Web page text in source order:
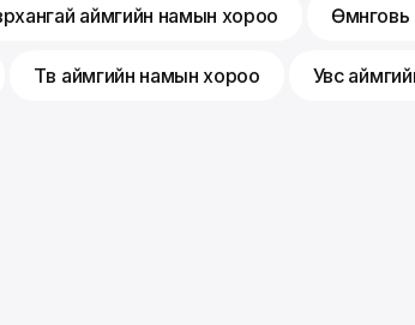
аймгийн намын хороо
Төв аймгийн намын хороо Увс